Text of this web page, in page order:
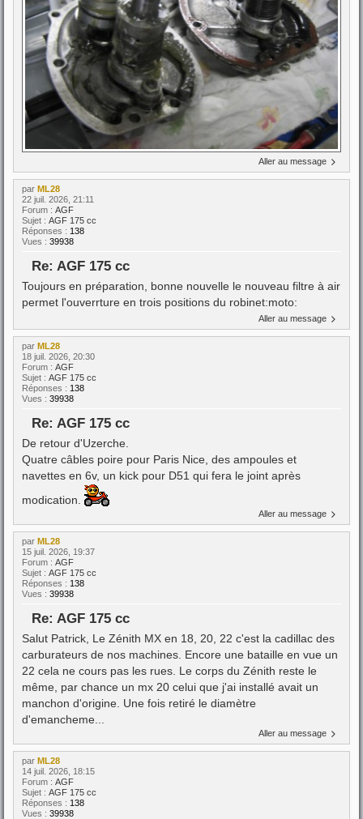
Aller au message
par ML28
22 juil. 2026, 21:11
Forum : AGF
Sujet : AGF 175 cc
Réponses : 138
Vues : 39938
Re: AGF 175 cc
Toujours en préparation, bonne nouvelle le nouveau filtre à air
permet l'ouverrture en trois positions du robinet:moto:
Aller au message
par ML28
18 juil. 2026, 20:30
Forum : AGF
Sujet : AGF 175 cc
Réponses : 138
Vues : 39938
Re: AGF 175 cc
De retour d'Uzerche.
Quatre câbles poire pour Paris Nice, des ampoules et
navettes en 6v, un kick pour D51 qui fera le joint après
modication.
Aller au message
par ML28
15 juil. 2026, 19:37
Forum : AGF
Sujet : AGF 175 cc
Réponses : 138
Vues : 39938
Re: AGF 175 cc
Salut Patrick, Le Zénith MX en 18, 20, 22 c'est la cadillac des
carburateurs de nos machines. Encore une bataille en vue un
22 cela ne cours pas les rues. Le corps du Zénith reste le
même, par chance un mx 20 celui que j'ai installé avait un
manchon d'origine. Une fois retiré le diamètre
d'emancheme...
Aller au message
par ML28
14 juil. 2026, 18:15
Forum : AGF
Sujet : AGF 175 cc
Réponses : 138
Vues : 39938